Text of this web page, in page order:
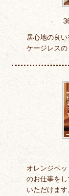
居心地の良
ケージレスの
オレンジペ
のお仕事を
いただけます